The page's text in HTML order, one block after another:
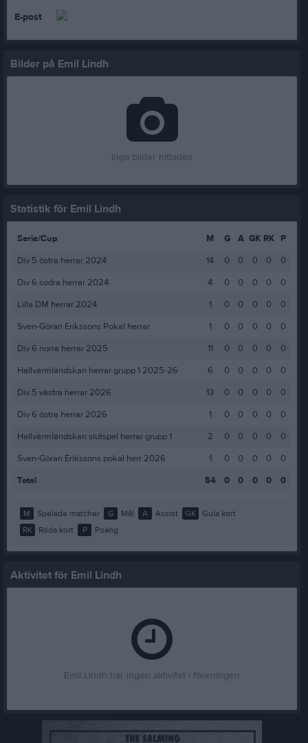
E-post
Bilder på Emil Lindh
Inga bilder hittades
Statistik för Emil Lindh
Serie/Cup M G A GK RK
P
Div 5 östra herrar 2024
14 0 0 0 0
0
Div 6 södra herrar 2024
4 0 0 0 0
0
Lilla DM herrar 2024
1 0 0 0 0
0
Sven-Göran Erikssons Pokal herrar
1 0 0 0 0
0
Div 6 norra herrar 2025
11 0 0 0 0
0
Hallvärmländskan herrar grupp 1 2025-26
6 0 0 0 0
0
Div 5 västra herrar 2026
13 0 0 0 0
0
Div 6 östra herrar 2026
1 0 0 0 0
0
Hallvärmländskan slutspel herrar grupp 1
2 0 0 0 0
0
Sven-Göran Erikssons pokal herr 2026
1 0 0 0 0
0
Total
54 0 0 0 0 0
M Spelade matcher G Mål A Assist GK
Gula kort
RK
Röda kort P Poäng
Aktivitet för Emil Lindh
Emil Lindh har ingen aktivitet i föreningen